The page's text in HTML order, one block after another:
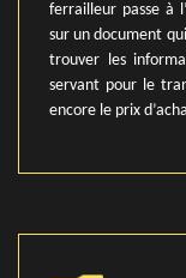
ferrailleur passe à
sur un document
trouver les
servant pour le
encore le prix